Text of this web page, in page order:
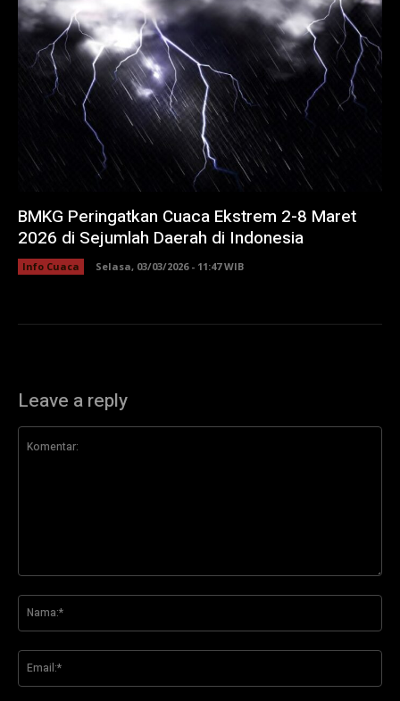
BMKG Peringatkan Cuaca Ekstrem 2-8 Maret
2026 di Sejumlah Daerah di Indonesia
Info Cuaca Selasa, 03/03/2026 - 11:47 WIB
Leave a reply